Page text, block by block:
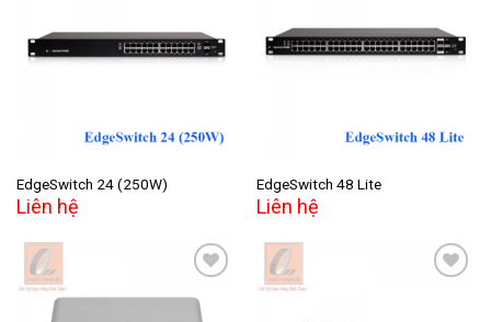
Add to
wishlist
EdgeSwitch 24 (250W)
Liên hệ
Add to
wishlist
EdgeSwitch 48 Lite
Liên hệ